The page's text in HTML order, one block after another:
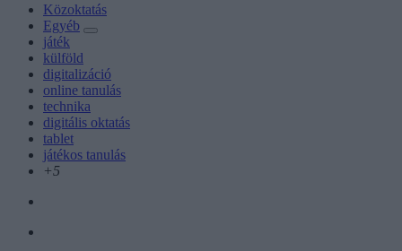
Közoktatás
Egyéb
játék
külföld
digitalizáció
online tanulás
technika
digitális oktatás
tablet
játékos tanulás
+5